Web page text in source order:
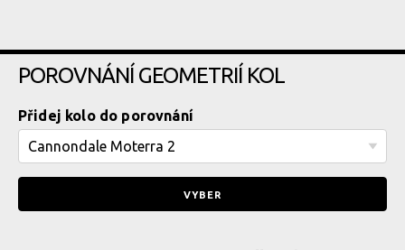
POROVNÁNÍ GEOMETRIÍ KOL
Přidej kolo do porovnání